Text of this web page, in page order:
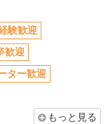
得実績あり
験歓迎
歓迎
ター歓迎
もっと見る